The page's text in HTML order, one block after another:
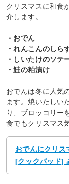
クリスマスに和食
介します。
・おでん
・れんこんのしら
・しいたけのソテ
・鮭の粕漬け
おでんは冬に人気
ます。焼いたしい
り、ブロッコリー
食でもクリスマス
おでんにクリ
[クックパッド]